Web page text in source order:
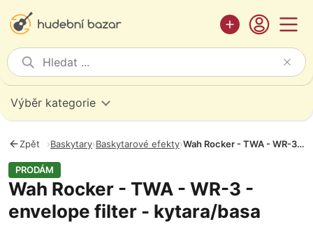
Výběr kategorie
Zpět ›Baskytary›Baskytarové efekty› Wah Rocker - TWA - WR-3 - envelope filter - kytara/basa
PRODÁM
Wah Rocker - TWA - WR-3 -
envelope filter - kytara/basa